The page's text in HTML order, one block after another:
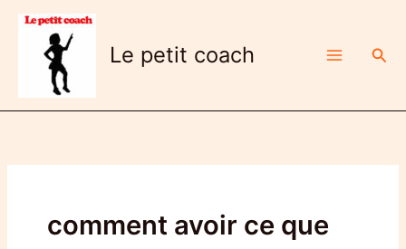
Aller
contenu
Le petit coach
comment avoir ce que